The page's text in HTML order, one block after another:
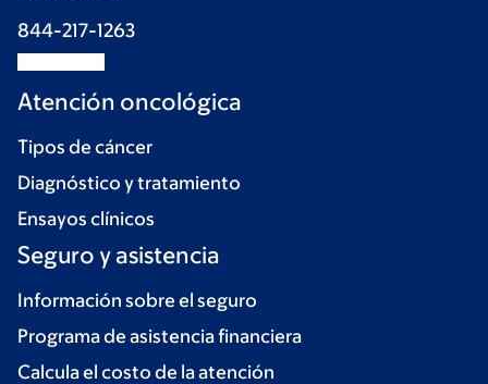
844-217-1263
Atención oncológica
Tipos de cáncer
Diagnóstico y tratamiento
Ensayos clínicos
Seguro y asistencia
Información sobre el seguro
Programa de asistencia financiera
Calcula el costo de la atención